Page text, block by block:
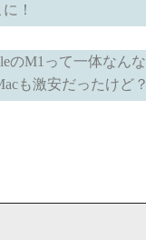
！
のM1って一体なん
も激安だったけど？